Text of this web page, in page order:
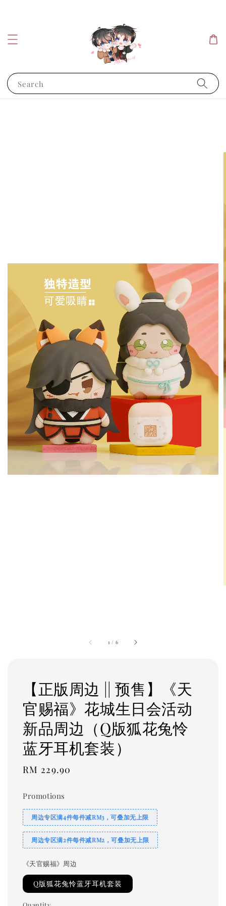
Search
1 / 6
【正版周边 || 预售】《天
官赐福》花城生日会活动
新品周边（Q版狐花兔怜
蓝牙耳机套装）
Regular
RM 229.90
Promotions
周边专区满4件每件减RM3，可叠加无上限
周边专区满2件每件减RM2，可叠加无上限
《天官赐福》周边
Q版狐花兔怜蓝牙耳机套装